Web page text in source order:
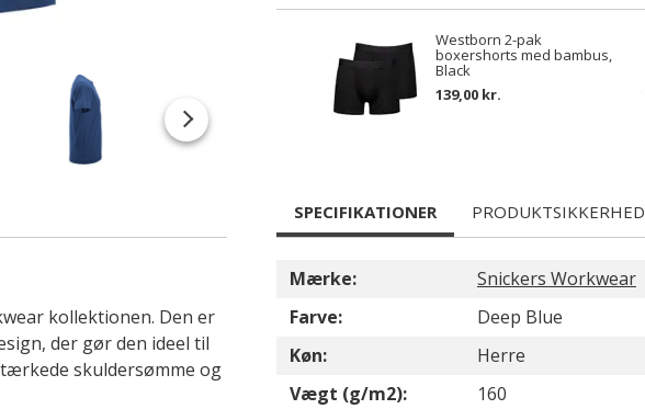
Westborn 2-pak
boxershorts med bambus,
Black
139,00 kr.
kollektionen. Den er
der gør den ideel til
skuldersømme og
SPECIFIKATIONER PRODUKTSIKKERHED
Mærke:
Snickers Workwear
Farve:
Deep Blue
Køn:
Herre
Vægt (g/m2):
160